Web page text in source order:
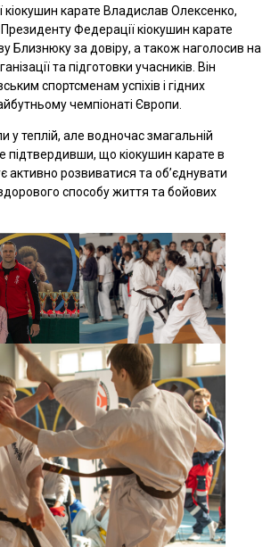
кіокушин карате Владислав Олексенко,
Федерації кіокушин карате
Близнюку за довіру, а також наголосив на
та підготовки учасників. Він
спортсменам успіхів і гідних
чемпіонаті Європи.
у теплій, але водночас змагальній
підтвердивши, що кіокушин карате в
активно розвиватися та об’єднувати
способу життя та бойових